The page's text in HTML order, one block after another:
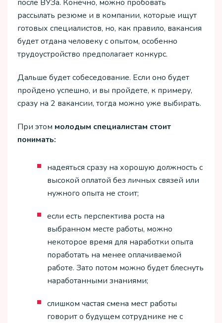
после ВУЗа. Конечно, можно пробовать
рассылать резюме и в компании, которые ищут
готовых специалистов, но, как правило, вакансия
будет отдана человеку с опытом, особенно
трудоустройство предполагает конкурс.
Дальше будет собеседование. Если оно будет
пройдено успешно, и вы пройдете, к примеру,
сразу на 2 вакансии, тогда можно уже выбирать.
При этом молодым специалистам стоит
понимать:
надеяться сразу на хорошую должность с
высокой оплатой без личных связей или
нужного опыта не стоит;
если есть перспектива роста на
выбранном месте работы, можно
некоторое время для наработки опыта
поработать на менее оплачиваемой
работе. Зато потом можно будет блеснуть
наработанными знаниями;
слишком частая смена мест работы
говорит о будущем сотруднике не с